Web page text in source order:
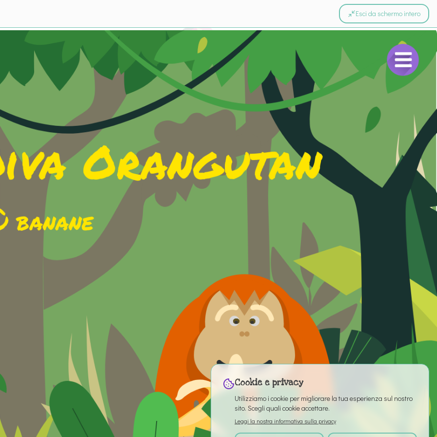
Esci da schermo intero
voit tarkastella sitä suoralla linkillä.
Cookie e privacy
Utilizziamo i cookie per migliorare la tua esperienza sul nostro
sito. Scegli quali cookie accettare.
Leggi la nostra informativa sulla privacy